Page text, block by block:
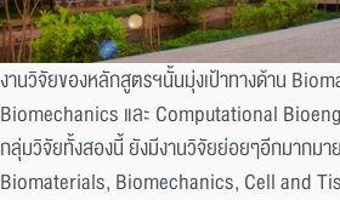
งานวิจัยของหลักสูตรฯนั้นมุ่งเป้าทางด้าน
Biomechanics และ Computational
กลุ่มวิจัยทั้งสองนี้ ยังมีงานวิจัยย่อยๆอีกมากมา
Biomaterials, Biomechanics, Cell and